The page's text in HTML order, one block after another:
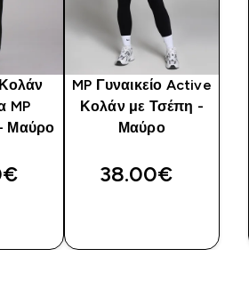
Κολάν
MP
Μαύρο
MP Γυναικείο Active
Κολάν με Τσέπη -
Μαύρο
38.00€‎